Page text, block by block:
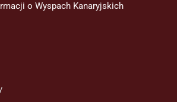
o Wyspach Kanaryjskich